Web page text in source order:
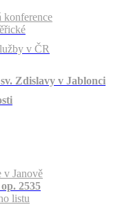
konference
v ČR
Zdislavy v Jablonci
v Janově
2535
listu